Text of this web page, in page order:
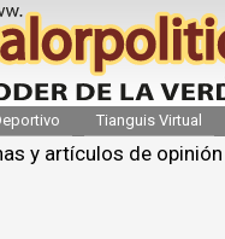
Tianguis Virtual
y artículos de opinión